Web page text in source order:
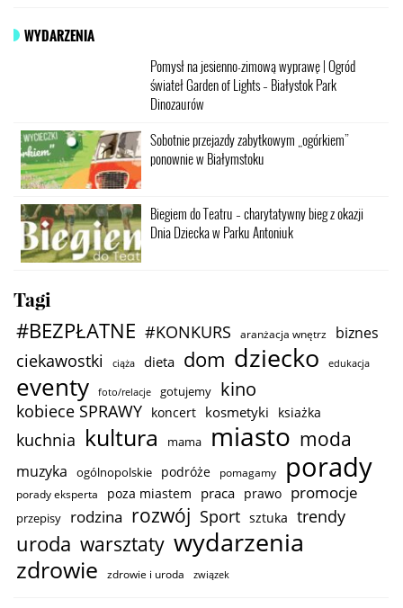
WYDARZENIA
Pomysł na jesienno-zimową wyprawę | Ogród
świateł Garden of Lights – Białystok Park
Dinozaurów
Sobotnie przejazdy zabytkowym „ogórkiem”
ponownie w Białymstoku
Biegiem do Teatru – charytatywny bieg z okazji
Dnia Dziecka w Parku Antoniuk
Tagi
#BEZPŁATNE #KONKURS aranżacja wnętrz biznes
ciekawostki ciąża dieta dom dziecko edukacja
eventy foto/relacje gotujemy kino
kobiece SPRAWY koncert kosmetyki ksiażka
kuchnia kultura mama miasto moda
muzyka ogólnopolskie podróże pomagamy porady
porady eksperta poza miastem praca prawo promocje
przepisy rodzina rozwój Sport sztuka trendy
uroda warsztaty wydarzenia
zdrowie zdrowie i uroda związek